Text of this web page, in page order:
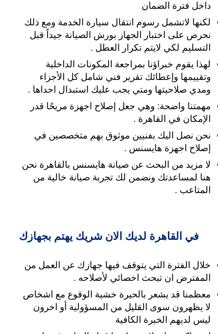
داخل فترة الضمان
لكنها لاتشمل رسوم انتقال سيارة الخدمة ومع ذلك
نحرص على اختبار الجهاز بورش الصيانة جيداً قبل
التسليم لكي لايتم تكرار العطل .
لهذا يقوم خبراؤنا بمراجعة المكونات الداخلية
وتقييمها وإعطائك تقرير فني شامل كل الأجزاء
ومدي صلاحيتها ومتي يجب عليك استبدال احداها .
مهمتنا واضحة: وهي جعل إصلاح اجهزة مريحًا قدر
الإمكان في القاهرة .
نحن نصل اليك بفنيين موثوق بهم متخصصين في
إصلاح اجهزة هايسنس .
لا مزيد من البحث عن صيانة هايسنس بالقاهرة نحن
هنا لمساعدتك ونضمن لك تجربة صيانة خالية من
المتاعب .
في القاهرة لديك الان شريك يهتم بجهازك
خلال الفترة التي يتوقف فيها جهازك عن العمل من
المفترض ان تبحث اخصائي لأصلاحه .
معظمنا قد يشعر بالحيرة خشية الوقوع مع اشخاص
لا يظهرون سوى القليل من المسؤولية أو اخرون
ليس لديهم الخبرة الكافية